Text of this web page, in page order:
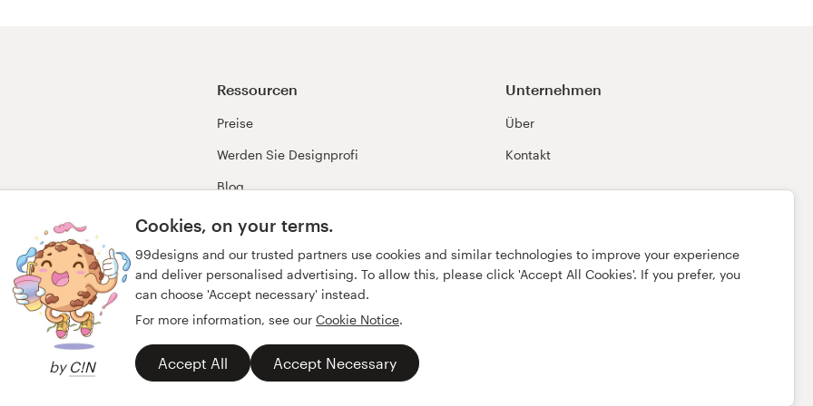
by C!N
Cookies, on your terms.
99designs and our trusted partners use cookies and similar technologies to improve your experience
and deliver personalised advertising. To allow this, please click 'Accept All Cookies'. If you prefer, you
can choose 'Accept necessary' instead.
For more information, see our Cookie Notice.
Accept All Accept Necessary
Ressourcen
Preise
Werden Sie Designprofi
Blog
Unternehmen
Über
Kontakt